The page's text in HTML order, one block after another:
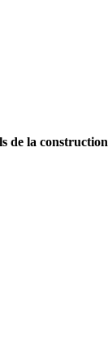
de la construction